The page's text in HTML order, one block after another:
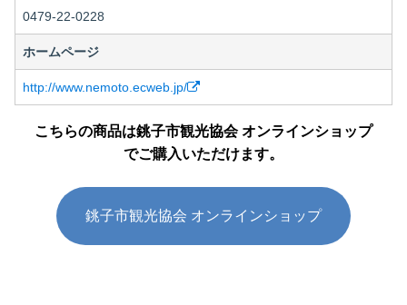
0479-22-0228
ホームページ
http://www.nemoto.ecweb.jp/
こちらの商品は銚子市観光協会 オンラインショップ
でご購入いただけます。
銚子市観光協会 オンラインショップ